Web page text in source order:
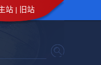
站 | 旧站